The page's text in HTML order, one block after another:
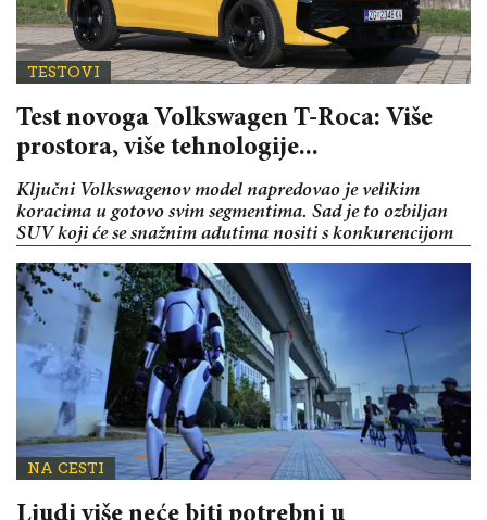
TESTOVI
Test novoga Volkswagen T-Roca: Više
prostora, više tehnologije...
Ključni Volkswagenov model napredovao je velikim
koracima u gotovo svim segmentima. Sad je to ozbiljan
SUV koji će se snažnim adutima nositi s konkurencijom
NA CESTI